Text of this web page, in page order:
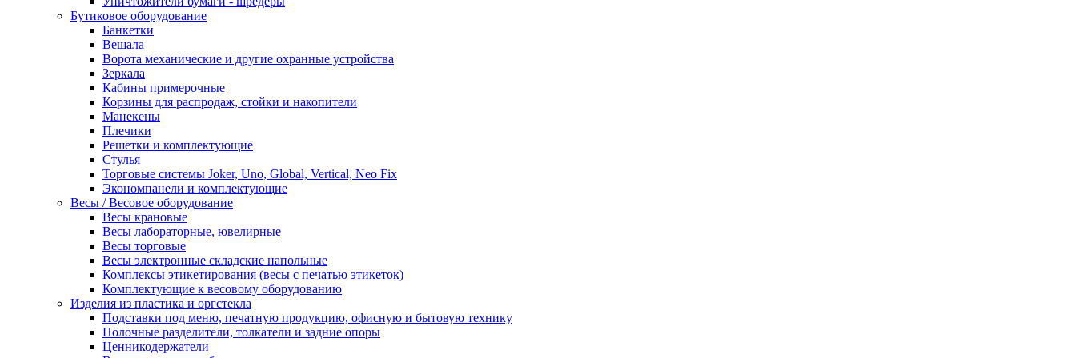
Бутиковое оборудование
Банкетки
Вешала
Ворота механические и другие охранные устройства
Зеркала
Кабины примерочные
Корзины для распродаж, стойки и накопители
Манекены
Плечики
Решетки и комплектующие
Стулья
Торговые системы Joker, Uno, Global, Vertical, Neo Fix
Экономпанели и комплектующие
Весы / Весовое оборудование
Весы крановые
Весы лабораторные, ювелирные
Весы торговые
Весы электронные складские напольные
Комплексы этикетирования (весы с печатью этикеток)
Комплектующие к весовому оборудованию
Изделия из пластика и оргстекла
Подставки под меню, печатную продукцию, офисную и бытовую технику
Полочные разделители, толкатели и задние опоры
Ценникодержатели